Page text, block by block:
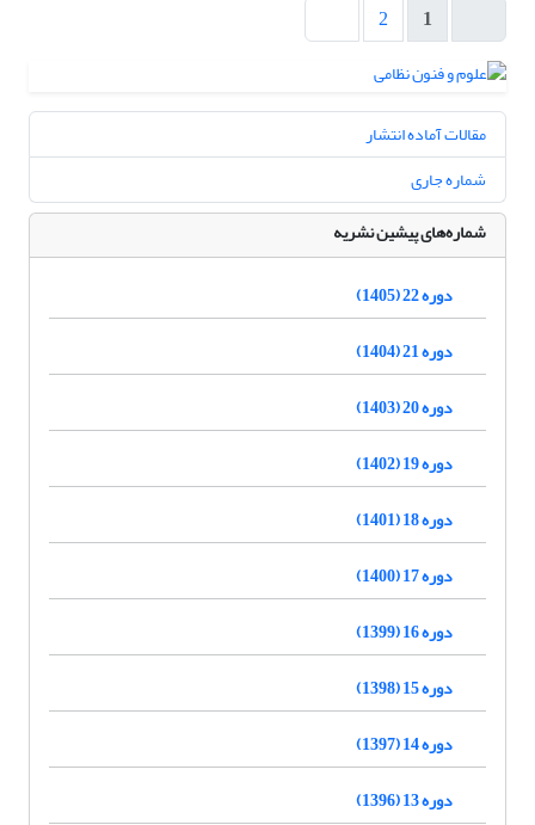
1
2
مقالات آماده انتشار
شماره جاری
شماره‌های پیشین نشریه
دوره 22 (1405)
دوره 21 (1404)
دوره 20 (1403)
دوره 19 (1402)
دوره 18 (1401)
دوره 17 (1400)
دوره 16 (1399)
دوره 15 (1398)
دوره 14 (1397)
دوره 13 (1396)